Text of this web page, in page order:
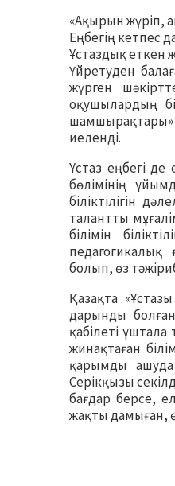
«Ақырын жүріп,
Еңбегің кетпес
Ұстаздық еткен
Үйретуден
жүрген
оқушылардың
шамшырақтары»
иеленді.
Ұстаз еңбегі
бөлімінің
біліктілігін
талантты
білімін
болып, өз
Қазақта
дарынды
қабілеті
жинақтаған
қарымды
Серікқызы
бағдар берсе,
жақты дамыған,